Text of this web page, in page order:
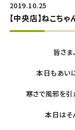
2019.10.25
【中央店】ねこち
皆さま
本日もあい
寒さで風邪を
本日はそ